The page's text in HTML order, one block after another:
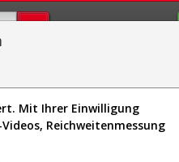
verfügbar
Mit Ihrer Einwilligung
Reichweitenmessung